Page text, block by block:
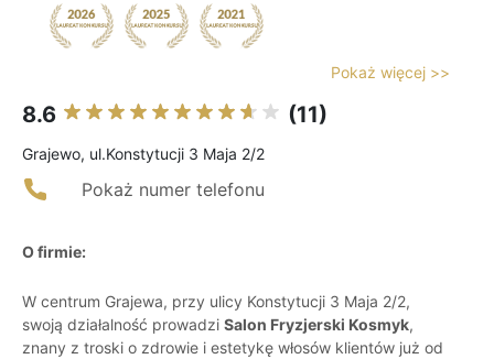
Pokaż więcej >>
8.6 (11)
Grajewo, ul.Konstytucji 3 Maja 2/2
Pokaż numer telefonu
O firmie:
W centrum Grajewa, przy ulicy Konstytucji 3 Maja 2/2,
swoją działalność prowadzi Salon Fryzjerski Kosmyk,
znany z troski o zdrowie i estetykę włosów klientów już od